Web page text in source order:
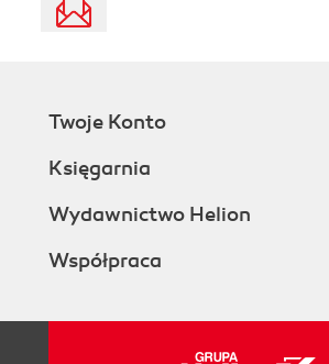
Twoje Konto
Księgarnia
Wydawnictwo Helion
Współpraca